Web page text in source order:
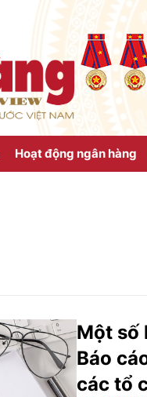
Hoạt động ngân hàng
Một số
Báo
các tổ